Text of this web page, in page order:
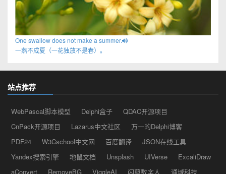
One swallow does not make a summer.
一燕不成夏（一花独放不是春）。
站点推荐
WebPascal脚本模型 Delphi盒子
QDAC开源项目
CnPack开源项目
Lazarus中文社区
万一的Delphi博客
PDF24
W3Cschool中文网 百度翻译
JSON在线工具
Yandex搜索引擎
地鼠文档 Unsplash UIVerse
ExcaliDraw
aConvert
RemoveBG ViggleAI 闪剪数字人 通域科技